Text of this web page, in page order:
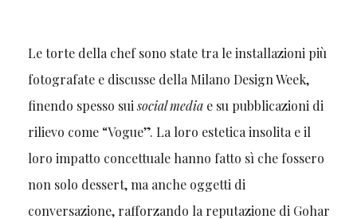
Le torte della chef sono state tra le installazioni più
fotografate e discusse della Milano Design Week,
finendo spesso suisocial mediae su pubblicazioni di
rilievo come “Vogue”. La loro estetica insolita e il
loro impatto concettuale hanno fatto sì che fossero
non solo dessert, ma anche oggetti di
conversazione, rafforzando la reputazione di Gohar